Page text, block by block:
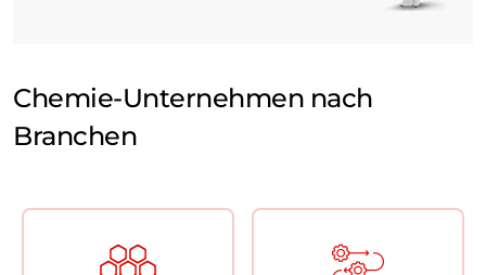
Chemie-Unternehmen nach
Branchen